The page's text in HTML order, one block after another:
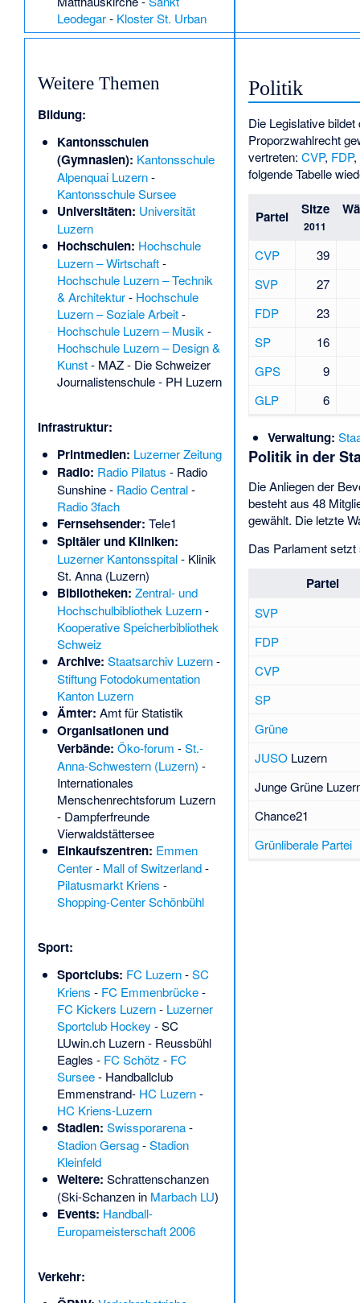
Leodegar- Kloster St. Urban
Weitere Themen
Bildung:
Kantonsschulen
(Gymnasien): Kantonsschule
Alpenquai Luzern-
Kantonsschule Sursee
Universitäten: Universität
Luzern
Hochschulen: Hochschule
Luzern – Wirtschaft-
Hochschule Luzern – Technik
& Architektur- Hochschule
Luzern – Soziale Arbeit-
Hochschule Luzern – Musik-
Hochschule Luzern – Design &
Kunst- MAZ - Die Schweizer
Journalistenschule- PH Luzern
Infrastruktur:
Printmedien: Luzerner Zeitung
Radio: Radio Pilatus - Radio
Sunshine- Radio Central-
Radio 3fach
Fernsehsender: Tele1
Spitäler und Kliniken:
Luzerner Kantonsspital- Klinik
St. Anna (Luzern)
Bibliotheken: Zentral- und
Hochschulbibliothek Luzern-
Kooperative Speicherbibliothek
Schweiz
Archive: Staatsarchiv Luzern-
Stiftung Fotodokumentation
Kanton Luzern
Ämter: Amt für Statistik
Organisationen und
Verbände: Öko-forum -St.-
Anna-Schwestern (Luzern) -
Internationales
Menschenrechtsforum Luzern
- Dampferfreunde
Vierwaldstättersee
Einkaufszentren: Emmen
Center- Mall of Switzerland-
Pilatusmarkt Kriens -
Shopping-Center Schönbühl
Sport:
Sportclubs: FC Luzern-SC
Kriens - FC Emmenbrücke-
FC Kickers Luzern- Luzerner
Sportclub Hockey -SC
LUwin.ch Luzern- Reussbühl
Eagles - FC Schötz - FC
Sursee- Handballclub
Emmenstrand- HC Luzern-
HC Kriens-Luzern
Stadien: Swissporarena-
Stadion Gersag-Stadion
Kleinfeld
Weitere: Schrattenschanzen
(Ski-Schanzen in Marbach LU)
Events: Handball-
Europameisterschaft 2006
Verkehr:
Politik
Die Legislative
Proporzwahlrecht
vertreten: CVP, FDP,
folgende Tabelle
Partei Sitze
2011
CVP
39
SVP
27
FDP
23
SP
16
GPS
9
GLP
6
Verwaltung:
Politik in der
Die Anliegen der
besteht aus 48
gewählt. Die letzte
Das Parlament
Partei
SVP
FDP
CVP
SP
Grüne
JUSO Luzern
Junge Grüne
Chance21
Grünliberale Partei